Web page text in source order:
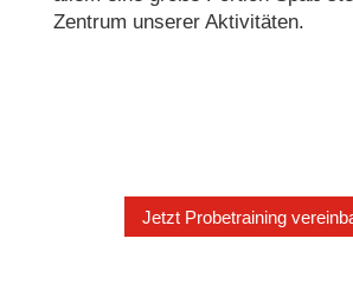
Zentrum unserer Aktivitäten.
Jetzt Probetraining